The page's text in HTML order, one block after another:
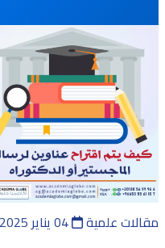
مقالات علمية